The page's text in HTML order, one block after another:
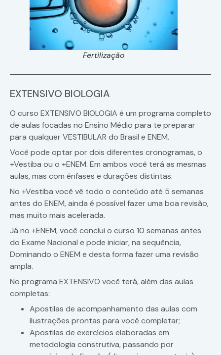
Fertilização
EXTENSIVO BIOLOGIA
O curso EXTENSIVO BIOLOGIA é um programa completo
de aulas focadas no Ensino Médio para te preparar
para qualquer VESTIBULAR do Brasil e ENEM.
Você pode optar por dois diferentes cronogramas, o
+Vestiba ou o +ENEM. Em ambos você terá as mesmas
aulas, mas com ênfases e durações distintas.
No +Vestiba você vê todo o conteúdo até 5 semanas
antes do ENEM, ainda é possível fazer uma boa revisão,
mas muito mais acelerada.
Já no +ENEM, você conclui o curso 10 semanas antes
do Exame Nacional e pode iniciar, na sequência,
Dominando o ENEM e desta forma fazer uma revisão
ampla.
No programa EXTENSIVO você terá, além das aulas
completas:
Apostilas de acompanhamento das aulas com
ilustrações prontas para você completar;
Apostilas de exercícios elaboradas em
metodologia construtiva, passando por